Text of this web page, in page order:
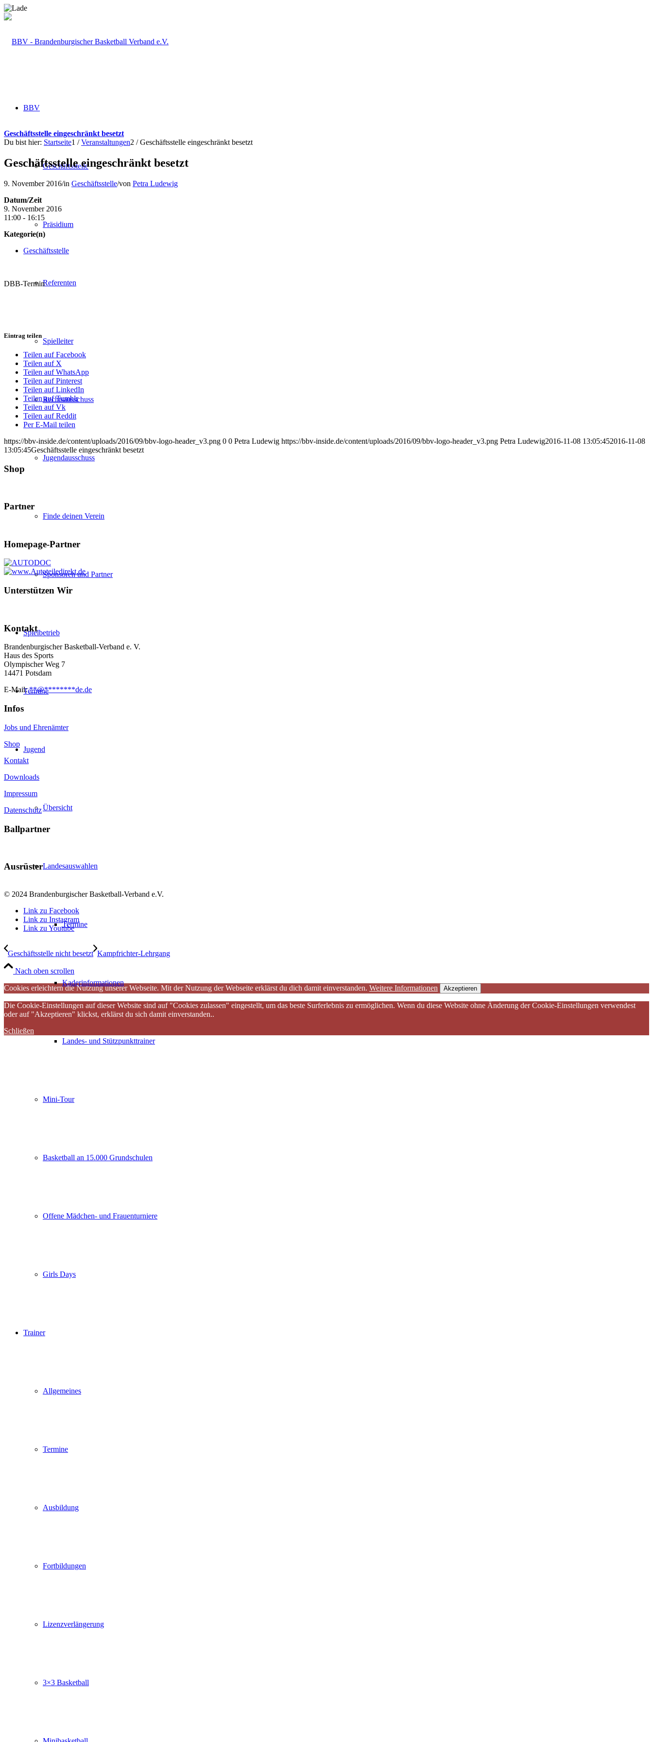
BBV
Geschäftsstelle
Präsidium
Referenten
Spielleiter
Rechtsausschuss
Jugendausschuss
Finde deinen Verein
Sponsoren und Partner
Spielbetrieb
Termine
Jugend
Übersicht
Landesauswahlen
Termine
Kaderinformationen
Landes- und Stützpunkttrainer
Mini-Tour
Basketball an 15.000 Grundschulen
Offene Mädchen- und Frauenturniere
Girls Days
Trainer
Allgemeines
Termine
Ausbildung
Fortbildungen
Lizenzverlängerung
3×3 Basketball
Geschäftsstelle eingeschränkt besetzt
Du bist hier: Startseite1 / Veranstaltungen2 / Geschäftsstelle eingeschränkt besetzt
Geschäftsstelle eingeschränkt besetzt
9. November 2016/in Geschäftsstelle/von Petra Ludewig
Datum/Zeit
9. November 2016
11:00 - 16:15
Kategorie(n)
Geschäftsstelle
DBB-Termin
Eintrag teilen
Teilen auf Facebook
Teilen auf X
Teilen auf WhatsApp
Teilen auf Pinterest
Teilen auf LinkedIn
Teilen auf Tumblr
Teilen auf Vk
Teilen auf Reddit
Per E-Mail teilen
https://bbv-inside.de/content/uploads/2016/09/bbv-logo-header_v3.png 0 0 Petra Ludewig https://bbv-inside.de/content/uploads/2016/09/bbv-logo-header_v3.png Petra Ludewig2016-11-08 13:05:452016-11-08
13:05:45Geschäftsstelle eingeschränkt besetzt
Shop
Partner
Homepage-Partner
Unterstützen Wir
Kontakt
Brandenburgischer Basketball-Verband e. V.
Haus des Sports
Olympischer Weg 7
14471 Potsdam
E-Mail:**@********de.de
Infos
Jobs und Ehrenämter
Shop
Kontakt
Downloads
Impressum
Datenschutz
Ballpartner
Ausrüster
© 2024 Brandenburgischer Basketball-Verband e.V.
Link zu Facebook
Link zu Instagram
Link zu Youtube
Geschäftsstelle nicht besetzt Kampfrichter-Lehrgang
Nach oben scrollen
Cookies erleichtern die Nutzung unserer Webseite. Mit der Nutzung der Webseite erklärst du dich damit einverstanden. Weitere Informationen Akzeptieren
Die Cookie-Einstellungen auf dieser Website sind auf "Cookies zulassen" eingestellt, um das beste Surferlebnis zu ermöglichen. Wenn du diese Website ohne Änderung der Cookie-Einstellungen verwendest
oder auf "Akzeptieren" klickst, erklärst du sich damit einverstanden..
Schließen